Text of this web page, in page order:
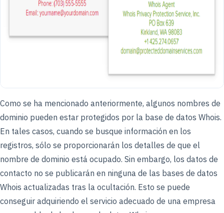
Como se ha mencionado anteriormente, algunos nombres de
dominio pueden estar protegidos por la base de datos Whois.
En tales casos, cuando se busque información en los
registros, sólo se proporcionarán los detalles de que el
nombre de dominio está ocupado. Sin embargo, los datos de
contacto no se publicarán en ninguna de las bases de datos
Whois actualizadas tras la ocultación. Esto se puede
conseguir adquiriendo el servicio adecuado de una empresa